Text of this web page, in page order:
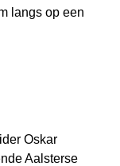
langs op een
Oskar
Aalsterse